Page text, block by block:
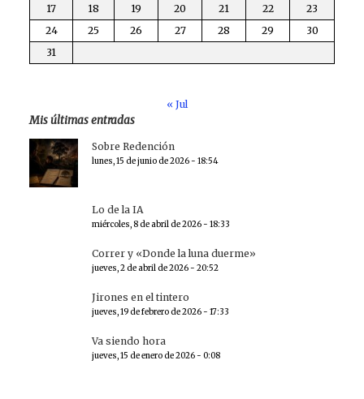
17
18 19 20 21 22
23
24
25 26 27 28 29
30
31
« Jul
Mis últimas entradas
Sobre Redención
lunes, 15 de junio de 2026 - 18:54
Lo de la IA
miércoles, 8 de abril de 2026 - 18:33
Correr y «Donde la luna duerme»
jueves, 2 de abril de 2026 - 20:52
Jirones en el tintero
jueves, 19 de febrero de 2026 - 17:33
Va siendo hora
jueves, 15 de enero de 2026 - 0:08